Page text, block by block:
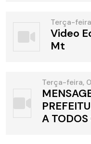
Terça-
Video
Mt
Terça-feira,
A TODOS